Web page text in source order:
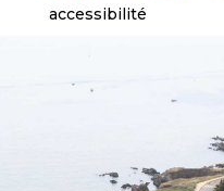
accessibilité